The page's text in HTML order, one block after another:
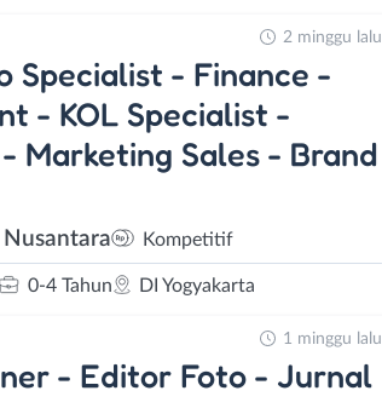
Specialist - Finance -
- KOL Specialist -
Marketing Sales - Brand
Kompetitif
0-4 Tahun DI Yogyakarta
2 minggu lalu
- Editor Foto - Jurnal
1 minggu lalu